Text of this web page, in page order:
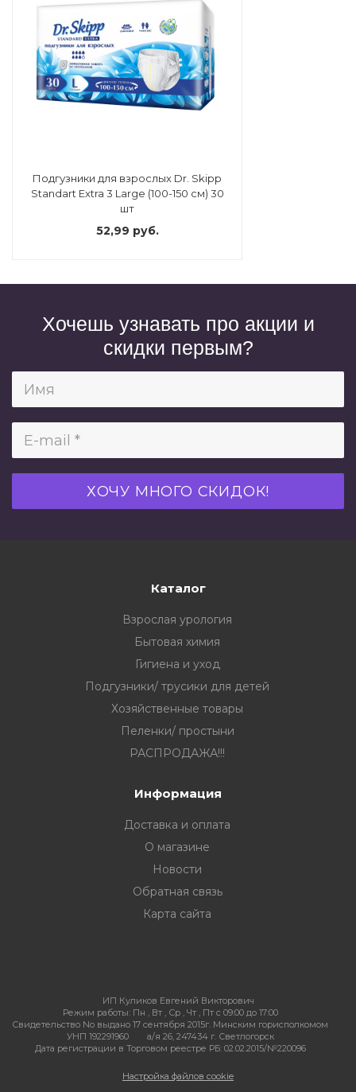
Подгузники для взрослых Dr. Skipp
Standart Extra 3 Large (100-150 см) 30
шт
52,99 руб.
Хочешь узнавать про акции и
скидки первым?
Каталог
Взрослая урология
Бытовая химия
Гигиена и уход
Подгузники/ трусики для детей
Хозяйственные товары
Пеленки/ простыни
РАСПРОДАЖА!!!
Информация
Доставка и оплата
О магазине
Новости
Обратная связь
Карта сайта
ИП Куликов Евгений Викторович
Режим работы: Пн , Вт , Ср , Чт , Пт c 09:00 до 17:00
Свидетельство No выдано 17 сентября 2015г. Минским горисполкомом
УНП 192291960
а/я 26, 247434 г. Светлогорск
Дата регистрации в Торговом реестре РБ: 02.02.2015/№220096
Настройка файлов cookie